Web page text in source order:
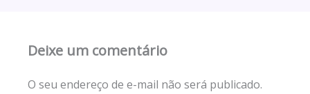
Deixe um comentário
O seu endereço de e-mail não será publicado.